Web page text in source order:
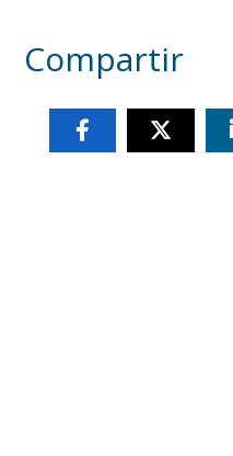
Compartir